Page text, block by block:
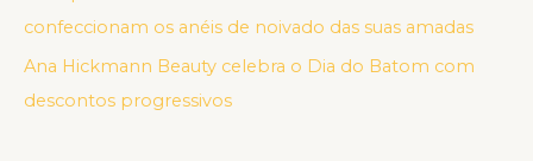
confeccionam os anéis de noivado das suas amadas
Ana Hickmann Beauty celebra o Dia do Batom com
descontos progressivos